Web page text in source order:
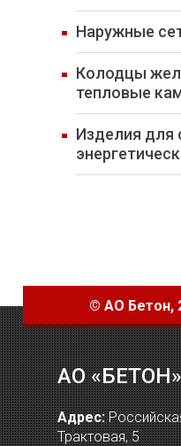
Наружные
Колодцы железобетонные и
тепловые
Изделия для строительства
© АО Бетон,
АО «БЕТОН»
Адрес:
Трактовая, 5